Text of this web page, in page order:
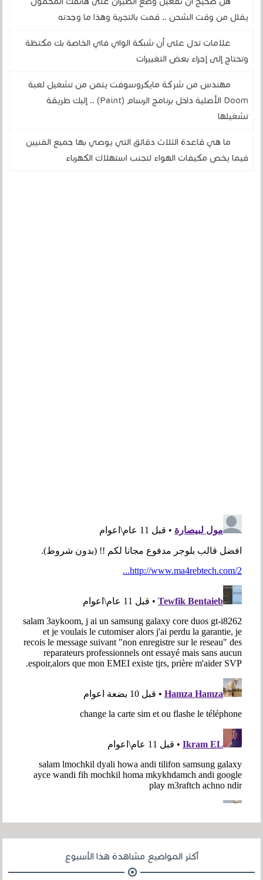
يقلل من وقت الشحن .. قمت بالتجربة وهذا ما وجدته
علامات تدل على أن شبكة الواي فاي الخاصة بك مكتظة
وتحتاج إلى إجراء بعض التغييرات
مهندس من شركة مايكروسوفت يتمن من تشغيل لعبة
Doom الأصلية داخل برنامج الرسام (Paint) .. إليك طريقة
تشغيلها
ما هي قاعدة الثلاث دقائق التي يوصي بها جميع الفنيين
فيما يخص مكيفات الهواء لتجنب استهلاك الكهرباء
أكثر المواضيع مشاهدة هذا الأسبوع